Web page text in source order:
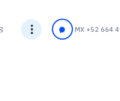
MX +52 664